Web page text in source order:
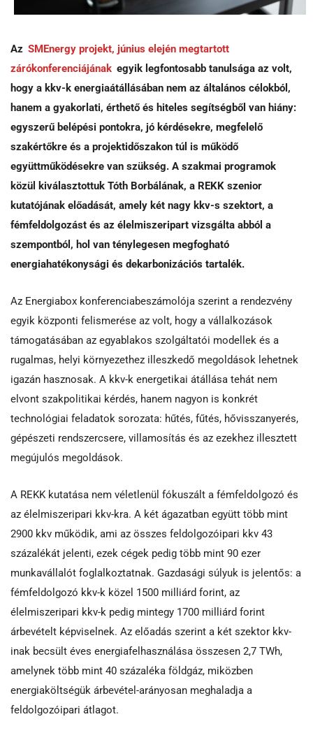
Az SMEnergy projekt, június elején megtartott
zárókonferenciájának egyik legfontosabb tanulsága az volt,
hogy a kkv-k energiaátállásában nem az általános célokból,
hanem a gyakorlati, érthető és hiteles segítségből van hiány:
egyszerű belépési pontokra, jó kérdésekre, megfelelő
szakértőkre és a projektidőszakon túl is működő
együttműködésekre van szükség. A szakmai programok
közül kiválasztottuk Tóth Borbálának, a REKK szenior
kutatójának előadását, amely két nagy kkv-s szektort, a
fémfeldolgozást és az élelmiszeripart vizsgálta abból a
szempontból, hol van ténylegesen megfogható
energiahatékonysági és dekarbonizációs tartalék.
Az Energiabox konferenciabeszámolója szerint a rendezvény
egyik központi felismerése az volt, hogy a vállalkozások
támogatásában az egyablakos szolgáltatói modellek és a
rugalmas, helyi környezethez illeszkedő megoldások lehetnek
igazán hasznosak. A kkv-k energetikai átállása tehát nem
elvont szakpolitikai kérdés, hanem nagyon is konkrét
technológiai feladatok sorozata: hűtés, fűtés, hővisszanyerés,
gépészeti rendszercsere, villamosítás és az ezekhez illesztett
megújulós megoldások.
A REKK kutatása nem véletlenül fókuszált a fémfeldolgozó és
az élelmiszeripari kkv-kra. A két ágazatban együtt több mint
2900 kkv működik, ami az összes feldolgozóipari kkv 43
százalékát jelenti, ezek cégek pedig több mint 90 ezer
munkavállalót foglalkoztatnak. Gazdasági súlyuk is jelentős: a
fémfeldolgozó kkv-k közel 1500 milliárd forint, az
élelmiszeripari kkv-k pedig mintegy 1700 milliárd forint
árbevételt képviselnek. Az előadás szerint a két szektor kkv-
inak becsült éves energiafelhasználása összesen 2,7 TWh,
amelynek több mint 40 százaléka földgáz, miközben
energiaköltségük árbevétel-arányosan meghaladja a
feldolgozóipari átlagot.